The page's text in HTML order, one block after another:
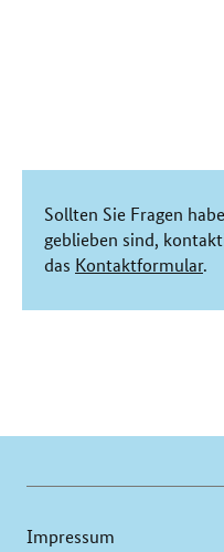
Sollten Sie Fragen
geblieben sind,
das Kontaktformular.
Impressum